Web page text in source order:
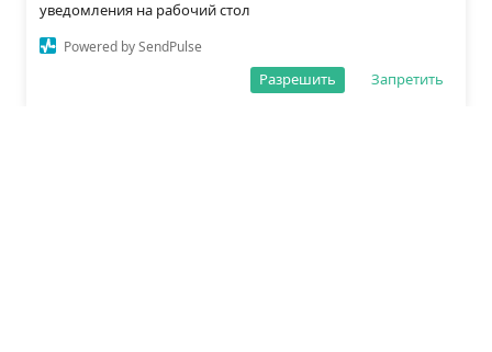
уведомления на рабочий стол
Powered by SendPulse
Запретить
Разрешить